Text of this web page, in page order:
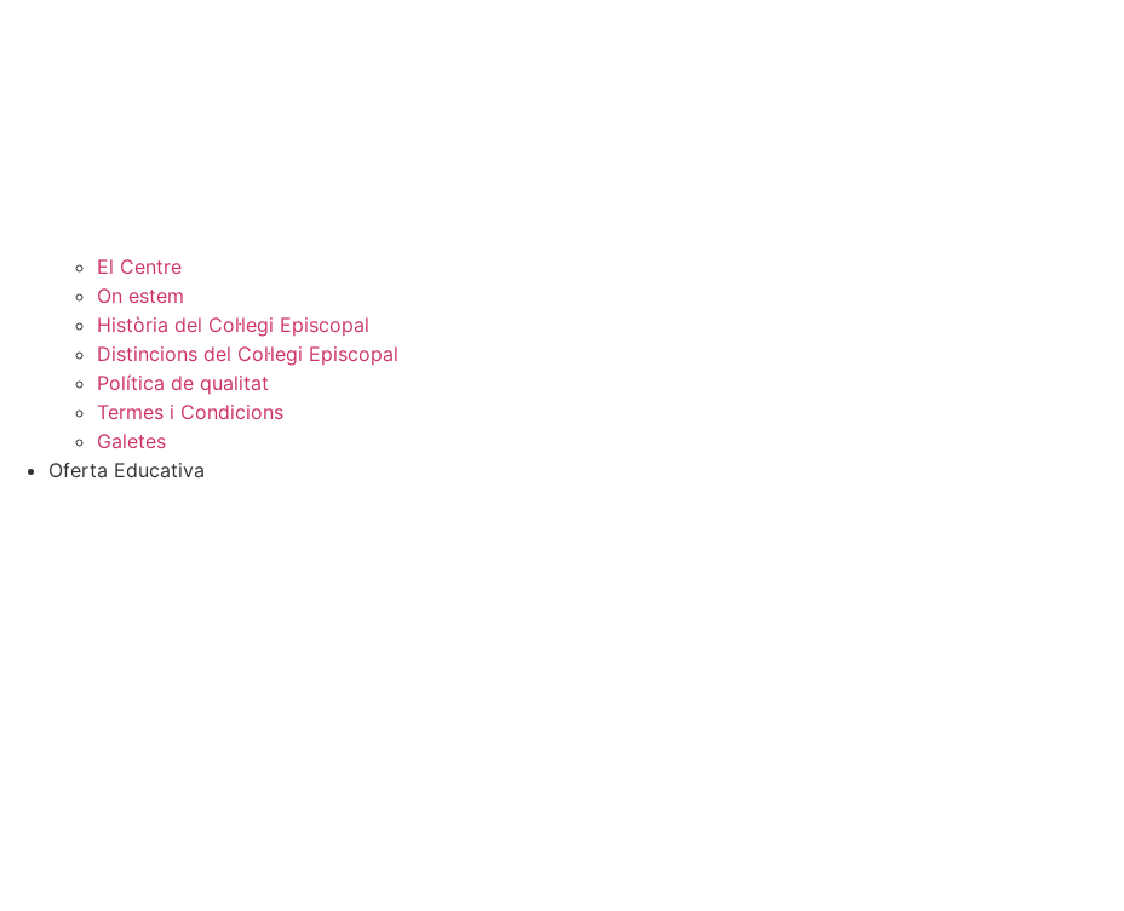
El Centre
On estem
Història del Col·legi Episcopal
Distincions del Col·legi Episcopal
Política de qualitat
Termes i Condicions
Galetes
Oferta Educativa